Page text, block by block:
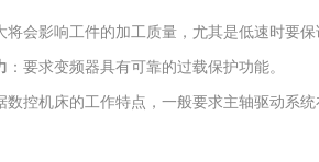
将会影响工件的加工质量，尤其是低速时要
：要求变频器具有可靠的过载保护功能。
数控机床的工作特点，一般要求主轴驱动系